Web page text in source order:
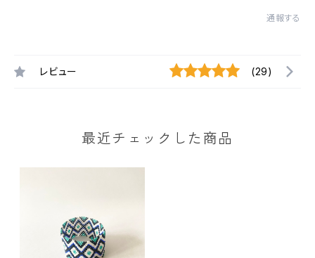
通報する
レビュー (29)
最近チェックした商品